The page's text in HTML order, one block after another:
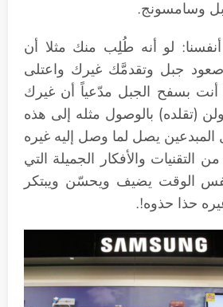
وسامسونج.
لو أنه طُلِب منك مثلا أن
جبل وتقدمَّك غيرك واعتلى
بسفح الجبل مدّعياً أن غيرك
(تقلده) بالوصول مثله إلى هذه
يصل لما وصل إليه غيره
التقنيات والأفكار الجميلة التي
الوقت يضيف ويحسّن ويبتكر
حذا حذوه!.